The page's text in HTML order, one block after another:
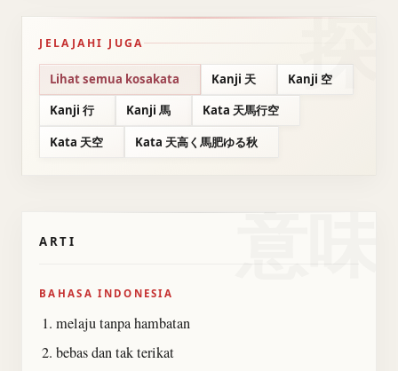
JELAJAHI JUGA
Lihat semua kosakata Kanji 天
Kanji 空
Kanji 行
Kanji 馬
Kata 天馬行空
Kata 天空
Kata 天高く馬肥ゆる秋
意味
ARTI
BAHASA INDONESIA
melaju tanpa hambatan
bebas dan tak terikat